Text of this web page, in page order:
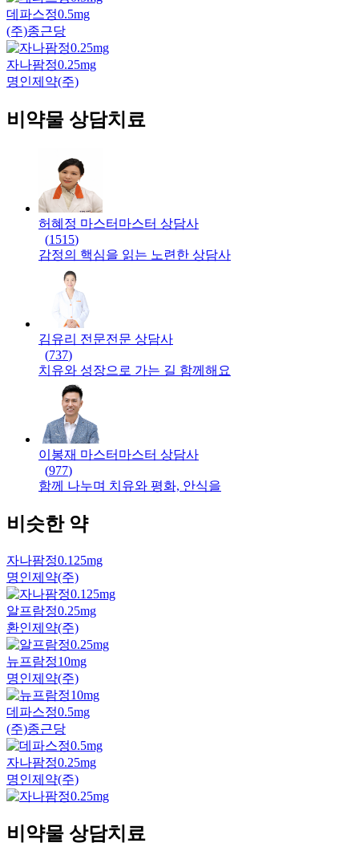
데파스정0.5mg
(주)종근당
자나팜정0.25mg
명인제약(주)
비약물 상담치료
허혜정 마스터 마스터 상담사
(1515)
감정의 핵심을 읽는 노련한 상담사
김유리 전문전문 상담사
(737)
치유와 성장으로 가는 길 함께해요
이봉재 마스터 마스터 상담사
(977)
함께 나누며 치유와 평화, 안식을
비슷한 약
자나팜정0.125mg
명인제약(주)
알프람정0.25mg
환인제약(주)
뉴프람정10mg
명인제약(주)
데파스정0.5mg
(주)종근당
자나팜정0.25mg
명인제약(주)
비약물 상담치료